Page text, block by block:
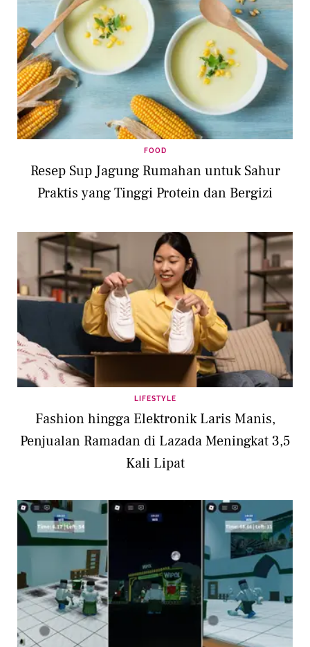
FOOD
Resep Sup Jagung Rumahan untuk Sahur
Praktis yang Tinggi Protein dan Bergizi
LIFESTYLE
Fashion hingga Elektronik Laris Manis,
Penjualan Ramadan di Lazada Meningkat 3,5
Kali Lipat